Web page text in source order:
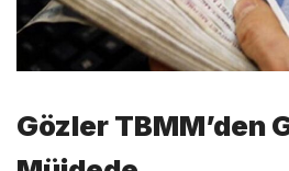
Gözler TBMM’den